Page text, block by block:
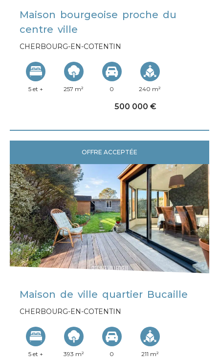
Maison bourgeoise proche du
centre ville
CHERBOURG-EN-COTENTIN
5 et + 257 m² 0 240 m²
500 000 €
OFFRE ACCEPTÉE
Maison de ville quartier Bucaille
CHERBOURG-EN-COTENTIN
5 et + 393 m² 0 211 m²